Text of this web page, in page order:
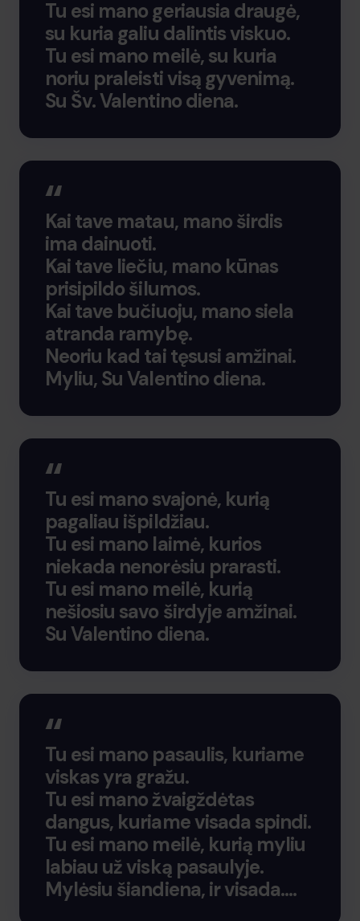
Tu esi mano geriausia draugė,
su kuria galiu dalintis viskuo.
Tu esi mano meilė, su kuria
noriu praleisti visą gyvenimą.
Su Šv. Valentino diena.
Kai tave matau, mano širdis
ima dainuoti.
Kai tave liečiu, mano kūnas
prisipildo šilumos.
Kai tave bučiuoju, mano siela
atranda ramybę.
Neoriu kad tai tęsusi amžinai.
Myliu, Su Valentino diena.
Tu esi mano svajonė, kurią
pagaliau išpildžiau.
Tu esi mano laimė, kurios
niekada nenorėsiu prarasti.
Tu esi mano meilė, kurią
nešiosiu savo širdyje amžinai.
Su Valentino diena.
Tu esi mano pasaulis, kuriame
viskas yra gražu.
Tu esi mano žvaigždėtas
dangus, kuriame visada spindi.
Tu esi mano meilė, kurią myliu
labiau už viską pasaulyje.
Mylėsiu šiandiena, ir visada….